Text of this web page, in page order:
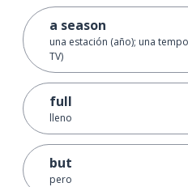
a season
una estación (año); una
TV)
full
lleno
but
pero